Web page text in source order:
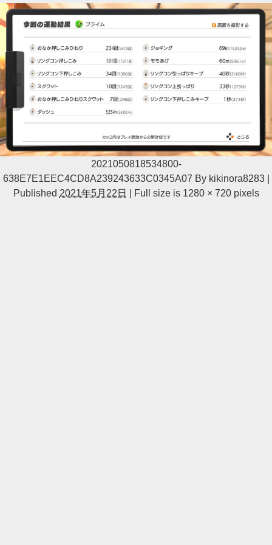
2021050818534800-
638E7E1EEC4CD8A239243633C0345A07 By kikinora8283
Published 2021年5月22日 Full size is 1280 × 720pixels